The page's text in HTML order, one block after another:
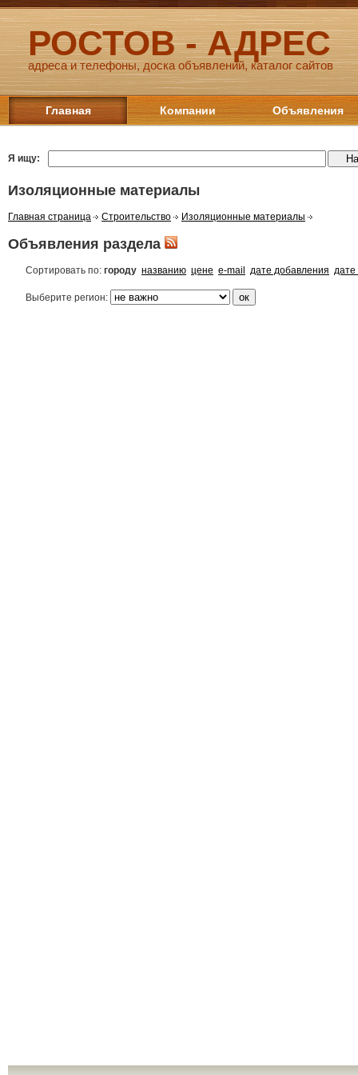
РОСТОВ - АДРЕС
адреса и телефоны, доска объявлений, каталог сайтов
Главная Компании Объявления
Я ищу:
Изоляционные материалы
Главная страница Строительство Изоляционные материалы
Объявления раздела
Сортировать по: городу названию цене e-mail дате добавления
Выберите регион: